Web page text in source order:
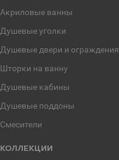
Акриловые ванны
Душевые уголки
Душевые двери и ограждения
Шторки на ванну
Душевые кабины
Душевые поддоны
Смесители
КОЛЛЕКЦИИ